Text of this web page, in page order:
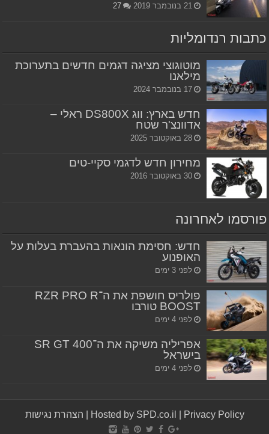
21 בנובמבר 2019 27
כתבות רנדומליות
מוטוגוצי מציגה דגמים חדשים בתערוכת
מילאנו
17 בנובמבר 2024
חדש בארץ: ווג DS800X ראלי –
אדוונצ'ר שטח
28 באוקטובר 2025
מחירון חדש לדגמי סקיי-טים
30 באוקטובר 2016
פורסמו לאחרונה
חדש: חסימת הונאות בהעברת בעלות על
האופנוע
לפני 3 ימים
פולריס חושפת את ה־RZR PRO R
BOOST טורבו
לפני 4 ימים
אפריליה משיקה את ה־SR GT 400
בישראל
לפני 4 ימים
Hosted by SPD.co.il Privacy Policy הצהרת נגישות